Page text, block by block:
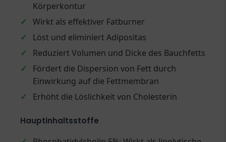
Körperkontur
✓
Wirkt als effektiver Fatburner
✓
Löst und eliminiert Adipositas
✓
Reduziert Volumen und Dicke des Bauchfetts
✓
Fördert die Dispersion von Fett durch
Einwirkung auf die Fettmembran
✓
Erhöht die Löslichkeit von Cholesterin
Hauptinhaltsstoffe